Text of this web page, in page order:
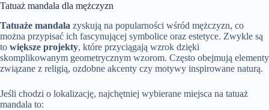
Tatuaż mandala dla mężczyzn
Tatuaże mandala zyskują na popularności wśród mężczyzn, co
można przypisać ich fascynującej symbolice oraz estetyce. Zwykle są
to większe projekty, które przyciągają wzrok dzięki
skomplikowanym geometrycznym wzorom. Często obejmują elementy
związane z religią, ozdobne akcenty czy motywy inspirowane naturą.
Jeśli chodzi o lokalizację, najchętniej wybierane miejsca na tatuaż
mandala to: